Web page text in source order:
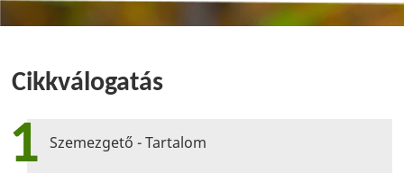
Cikkválogatás
1 Szemezgető - Tartalom